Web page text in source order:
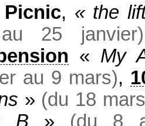
Picnic, « the
25 janvier)
« My
au 9 mars),
» (du 18
B » (du 8